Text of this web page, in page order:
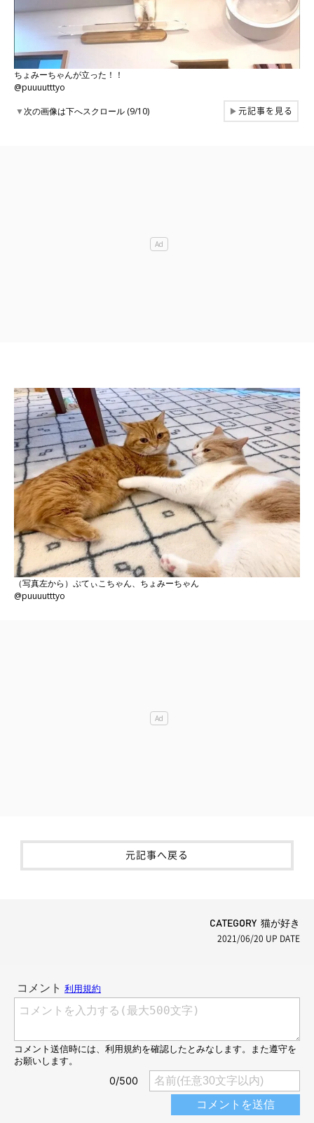
ちょみーちゃんが立った！！
@puuuutttyo
▼次の画像は下へスクロール (9/10) ▶元記事を見る
（写真左から）ぷてぃこちゃん、ちょみーちゃん
@puuuutttyo
元記事へ戻る
CATEGORY 猫が好き
2021/06/20 UP DATE